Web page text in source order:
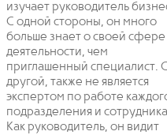
изучает руководитель
С одной стороны, он много
больше знает о своей сфере
деятельности, чем
приглашенный специалист. С
другой, также не является
экспертом по работе
подразделения и
Как руководитель, он видит